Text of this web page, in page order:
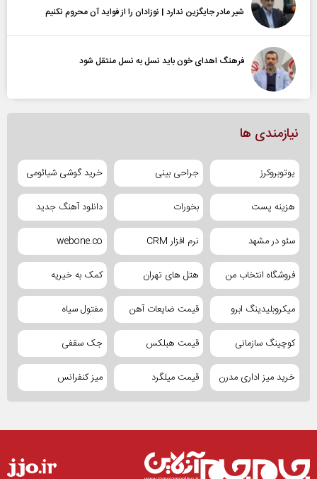
شیر مادر جایگزین ندارد | نوزادان را از فواید آن محروم نکنیم
فرهنگ اهدای خون باید نسل به نسل منتقل شود
نیازمندی ها
یوتوبروکرز جراحی بینی خرید گوشی شیائومی
هزینه پست بخورات دانلود آهنگ جدید
سئو در مشهد نرم افزار CRM webone.co
فروشگاه انتخاب من هتل های تهران کمک به خیریه
میکروبلیدینگ ابرو قیمت ضایعات آهن مفتول سیاه
کوچینگ سازمانی قیمت هبلکس جک سقفی
خرید میز اداری مدرن قیمت میلگرد میز کنفرانس